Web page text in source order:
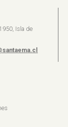
Isla de